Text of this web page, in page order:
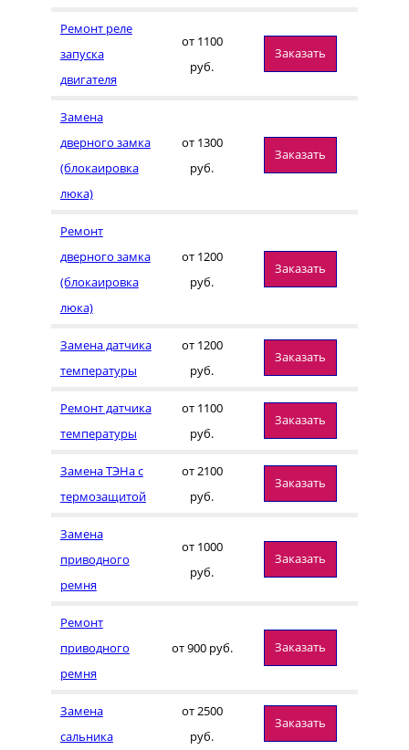
Ремонт реле
запуска
двигателя
от 1100
руб.
Заказать
Замена
дверного замка
(блокаировка
люка)
от 1300
руб.
Заказать
Ремонт
дверного замка
(блокаировка
люка)
от 1200
руб.
Заказать
Замена датчика
температуры
от 1200
руб.
Заказать
Ремонт датчика
температуры
от 1100
руб.
Заказать
Замена ТЭНа с
термозащитой
от 2100
руб.
Заказать
Замена
приводного
ремня
от 1000
руб.
Заказать
Ремонт
приводного
ремня
от 900 руб. Заказать
Замена
сальника
от 2500
руб.
Заказать